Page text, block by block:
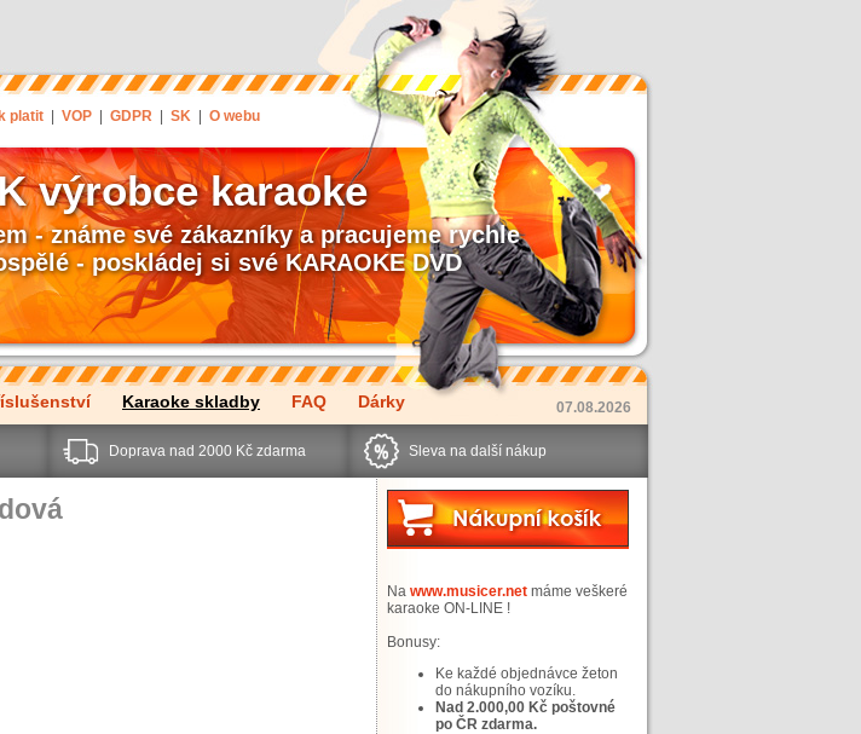
platit VOP GDPR SK O webu
výrobce karaoke
- známe své zákazníky a pracujeme rychle
- poskládej si své KARAOKE DVD
Karaoke skladby FAQ Dárky 07.08.2026
Doprava nad 2000 Kč zdarma Sleva na další nákup
Na www.musicer.net máme veškeré
karaoke ON-LINE !
Bonusy:
Ke každé objednávce žeton
do nákupního vozíku.
Nad 2.000,00 Kč poštovné
po ČR zdarma.